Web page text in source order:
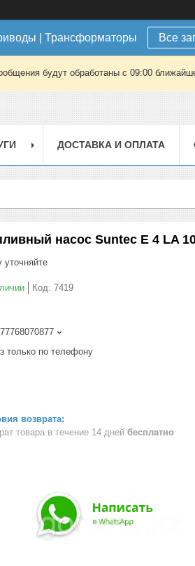
| Трансформаторы Все
будут обработаны с 09:00
ДОСТАВКА И ОПЛАТА
насос Suntec E 4 LA
уточняйте
Код: 7419
только по телефону
товара в течение 14 дней бесплатно